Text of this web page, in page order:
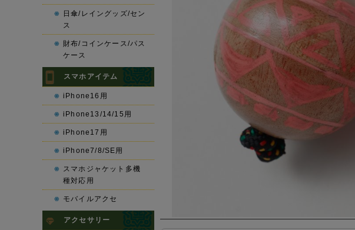
日傘/レイングッズ/セン
ス
財布/コインケース/パス
ケース
スマホアイテム
iPhone16用
iPhone13/14/15用
iPhone17用
iPhone7/8/SE用
スマホジャケット多機
種対応用
モバイルアクセ
アクセサリー